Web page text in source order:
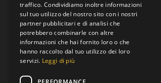
Padova, Veneto, Italia
Via Brenta
traffico. Condividiamo inoltre informazioni
sul tuo utilizzo del nostro sito con i nostri
partner pubblicitari e di analisi che
potrebbero combinarle con altre
informazioni che hai fornito loro o che
hanno raccolto dal tuo utilizzo dei loro
servizi. Leggi di più